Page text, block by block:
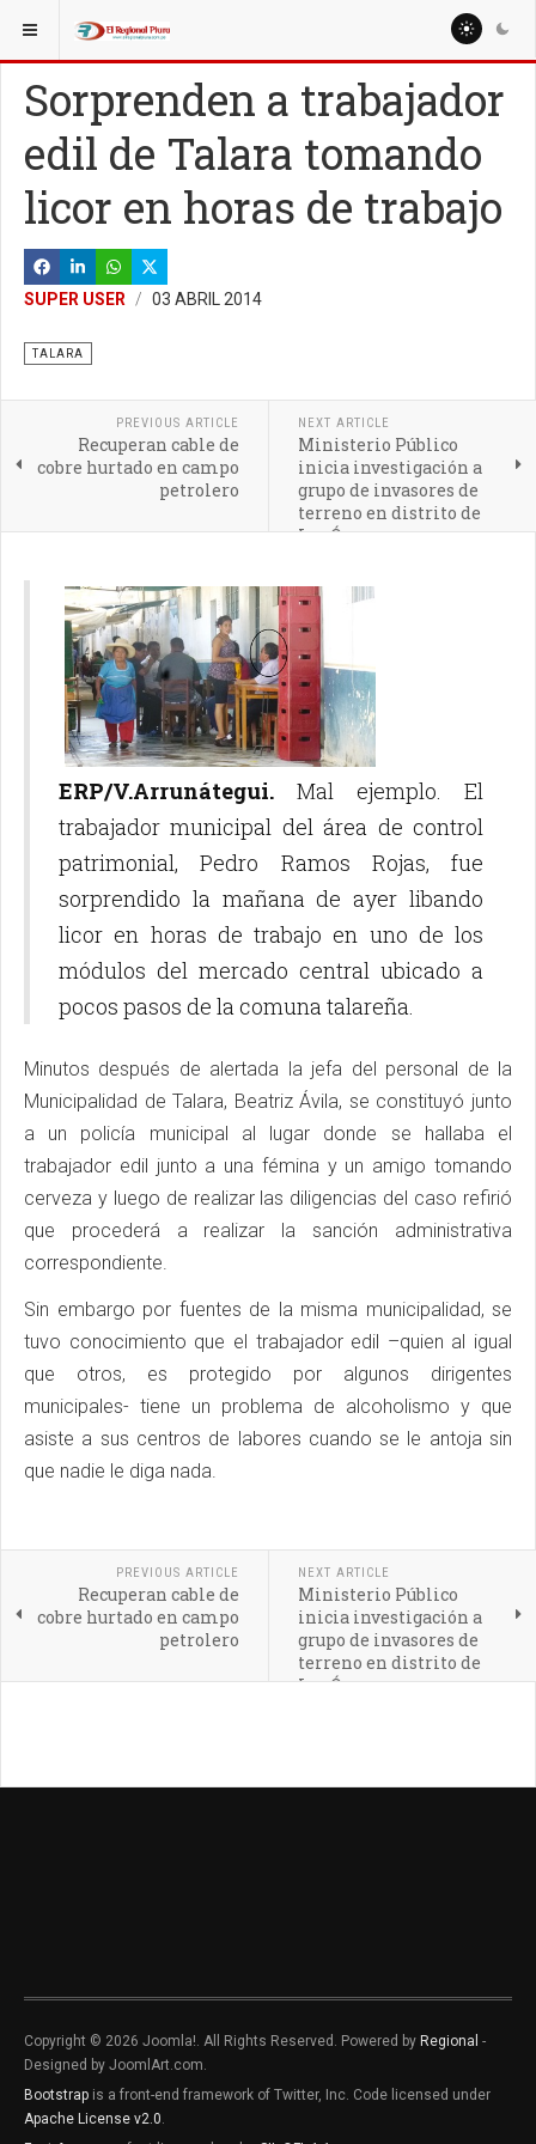
ESTÁ AQUÍ: REGIÓN PIURA
Sorprenden a trabajador
edil de Talara tomando
licor en horas de trabajo
SUPER USER 03 ABRIL 2014
TALARA
PREVIOUS ARTICLE
Recuperan cable de
cobre hurtado en campo
petrolero
NEXT ARTICLE
Ministerio Público
inicia investigación a
grupo de invasores de
terreno en distrito de
Los Órganos
ERP/V.Arrunátegui. Mal ejemplo. El
trabajador municipal del área de control
patrimonial, Pedro Ramos Rojas, fue
sorprendido la mañana de ayer libando
licor en horas de trabajo en uno de los
módulos del mercado central ubicado a
pocos pasos de la comuna talareña.
Minutos después de alertada la jefa del personal de la
Municipalidad de Talara, Beatriz Ávila, se constituyó junto
a un policía municipal al lugar donde se hallaba el
trabajador edil junto a una fémina y un amigo tomando
cerveza y luego de realizar las diligencias del caso refirió
que procederá a realizar la sanción administrativa
correspondiente.
Sin embargo por fuentes de la misma municipalidad, se
tuvo conocimiento que el trabajador edil –quien al igual
que otros, es protegido por algunos dirigentes
municipales- tiene un problema de alcoholismo y que
asiste a sus centros de labores cuando se le antoja sin
que nadie le diga nada.
PREVIOUS ARTICLE
Recuperan cable de
cobre hurtado en campo
petrolero
NEXT ARTICLE
Ministerio Público
inicia investigación a
grupo de invasores de
terreno en distrito de
Los Órganos
Copyright © 2026 Joomla!. All Rights Reserved. Powered by Regional -
Designed by JoomlArt.com.
Bootstrap is a front-end framework of Twitter, Inc. Code licensed under
Apache License v2.0.